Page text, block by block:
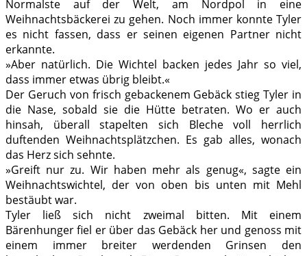
Normalste auf der Welt, am Nordpol in eine
Weihnachtsbäckerei zu gehen. Noch immer konnte Tyler
es nicht fassen, dass er seinen eigenen Partner nicht
erkannte.
»Aber natürlich. Die Wichtel backen jedes Jahr so viel,
dass immer etwas übrig bleibt.«
Der Geruch von frisch gebackenem Gebäck stieg Tyler in
die Nase, sobald sie die Hütte betraten. Wo er auch
hinsah, überall stapelten sich Bleche voll herrlich
duftenden Weihnachtsplätzchen. Es gab alles, wonach
das Herz sich sehnte.
»Greift nur zu. Wir haben mehr als genug«, sagte ein
Weihnachtswichtel, der von oben bis unten mit Mehl
bestäubt war.
Tyler ließ sich nicht zweimal bitten. Mit einem
Bärenhunger fiel er über das Gebäck her und genoss mit
einem immer breiter werdenden Grinsen den